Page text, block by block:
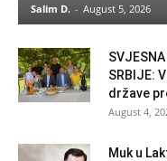
Salim D. - August 5, 2026
SRBIJE:
države
August 4,
Muk u